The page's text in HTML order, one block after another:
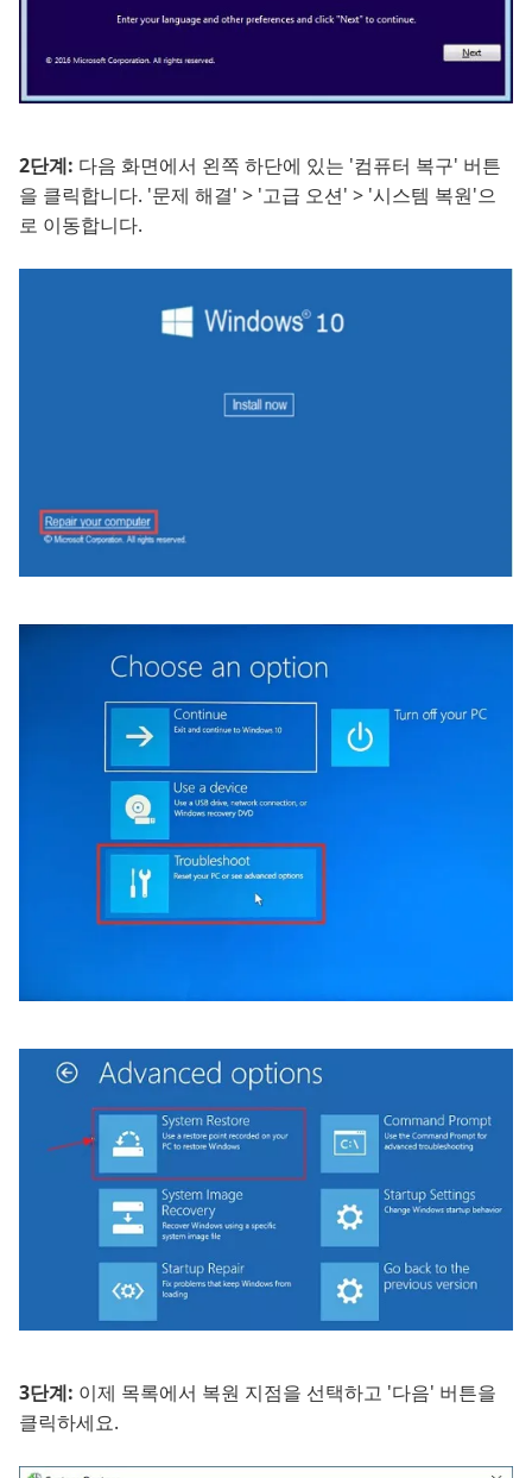
2단계: 다음 화면에서 왼쪽 하단에 있는 '컴퓨터 복구' 버튼
을 클릭합니다. '문제 해결' > '고급 오션' > '시스템 복원'으
로 이동합니다.
3단계: 이제 목록에서 복원 지점을 선택하고 '다음' 버튼을
클릭하세요.